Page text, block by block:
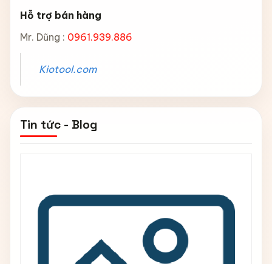
Hỗ trợ bán hàng
Mr. Dũng : 0961.939.886
Kiotool.com
Tin tức - Blog